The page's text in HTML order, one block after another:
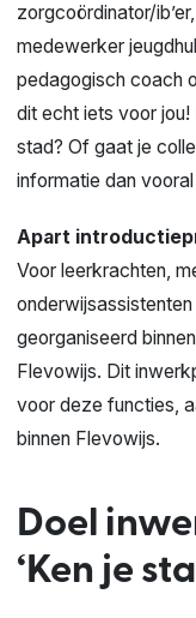
zorgcoördinator/
medewerker
pedagogisch coach
dit echt iets voor jou!
stad? Of gaat je
informatie dan vooral
Apart
Voor leerkrachten,
georganiseerd
Flevowijs. Dit
voor deze functies,
binnen Flevowijs.
Doel
‘Ken je